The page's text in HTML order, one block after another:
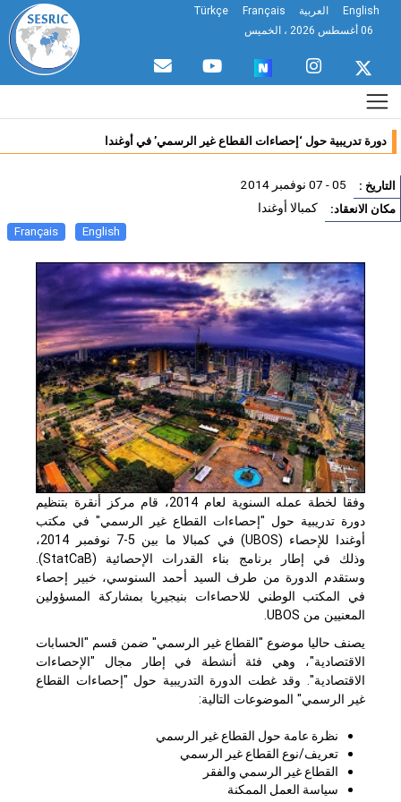
English العربية Français
Türkçe
دورة تدريبية حول ‘إحصاءات القطاع غير الرسمي’ في أوغندا
: 05 - 07 نوفمبر 2014
الانعقاد: كمبالا أوغندا
English
Français
وفقا لخطة عمله السنوية لعام 2014، قام مركز أنقرة بتنظيم
دورة تدريبية حول "إحصاءات القطاع غير الرسمي" في مكتب
أوغندا للإحصاء (UBOS) في كمبالا ما بين 5-7 نوفمبر 2014،
وذلك في إطار برنامج بناء القدرات الإحصائية (StatCaB).
وستقدم الدورة من طرف السيد أحمد السنوسي، خبير إحصاء
في المكتب الوطني للاحصاءات بنيجيريا بمشاركة المسؤولين
المعنيين من UBOS.
يصنف حاليا موضوع "القطاع غير الرسمي" ضمن قسم "الحسابات
الاقتصادية"، وهي فئة أنشطة في إطار مجال "الإحصاءات
الاقتصادية". وقد غطت الدورة التدريبية حول "إحصاءات القطاع
غير الرسمي" الموضوعات التالية:
نظرة عامة حول القطاع غير الرسمي
تعريف/نوع القطاع غير الرسمي
القطاع غير الرسمي والفقر
سياسة العمل الممكنة